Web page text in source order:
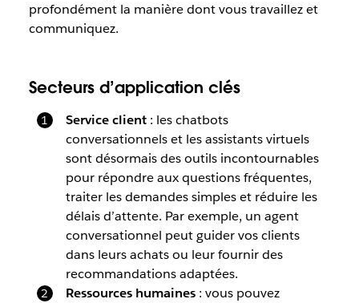
profondément la manière dont vous travaillez et
communiquez.
Secteurs d’application clés
Service client: les chatbots
conversationnels et les assistants virtuels
sont désormais des outils incontournables
pour répondre aux questions fréquentes,
traiter les demandes simples et réduire les
délais d’attente. Par exemple, un agent
conversationnel peut guider vos clients
dans leurs achats ou leur fournir des
recommandations adaptées.
Ressources humaines: vous pouvez